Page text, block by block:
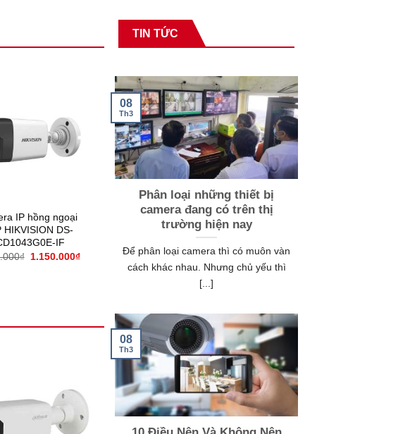
IP hồng ngoại
HIKVISION DS-
IF
₫ 1.150.000₫
TIN TỨC
Phân loại những thiết bị
camera đang có trên thị
trường hiện nay
Để phân loại camera thì có muôn vàn
cách khác nhau. Nhưng chủ yếu thì
[...]
08
Th3
08
Th3